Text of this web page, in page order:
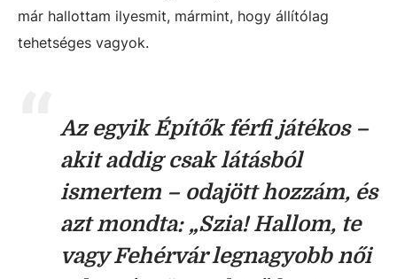
már hallottam ilyesmit, mármint, hogy állítólag
tehetséges vagyok.
Az egyik Építők férfi játékos –
akit addig csak látásból
ismertem – odajött hozzám, és
azt mondta: „Szia! Hallom, te
vagy Fehérvár legnagyobb női